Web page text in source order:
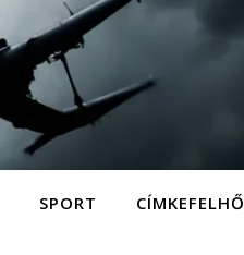
SPORT CÍMKEFELHŐ